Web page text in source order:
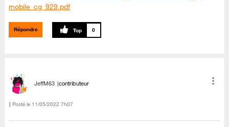
mobile_cg_929.pdf
Répondre 0
JeffM63 contributeur
Posté le ‎11/05/2022 7h07